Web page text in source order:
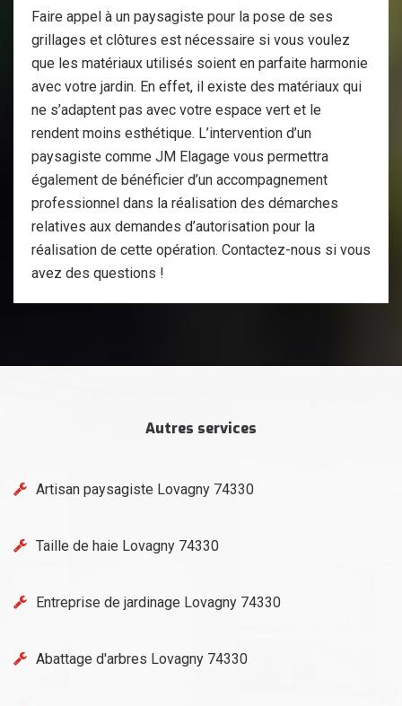
Faire appel à un paysagiste pour la pose de ses
grillages et clôtures est nécessaire si vous voulez
que les matériaux utilisés soient en parfaite harmonie
avec votre jardin. En effet, il existe des matériaux qui
ne s’adaptent pas avec votre espace vert et le
rendent moins esthétique. L’intervention d’un
paysagiste comme JM Elagage vous permettra
également de bénéficier d’un accompagnement
professionnel dans la réalisation des démarches
relatives aux demandes d’autorisation pour la
réalisation de cette opération. Contactez-nous si vous
avez des questions !
Autres services
Artisan paysagiste Lovagny 74330
Taille de haie Lovagny 74330
Entreprise de jardinage Lovagny 74330
Abattage d'arbres Lovagny 74330